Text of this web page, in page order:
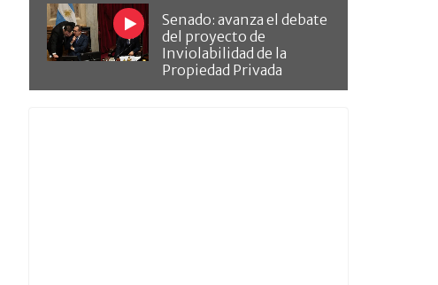
Senado: avanza el debate
del proyecto de
Inviolabilidad de la
Propiedad Privada